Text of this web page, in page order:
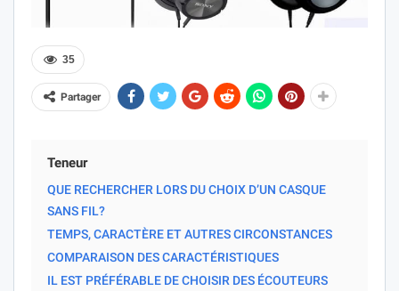
35
Partager
Teneur
QUE RECHERCHER LORS DU CHOIX D’UN CASQUE
SANS FIL?
TEMPS, CARACTÈRE ET AUTRES CIRCONSTANCES
COMPARAISON DES CARACTÉRISTIQUES
IL EST PRÉFÉRABLE DE CHOISIR DES ÉCOUTEURS